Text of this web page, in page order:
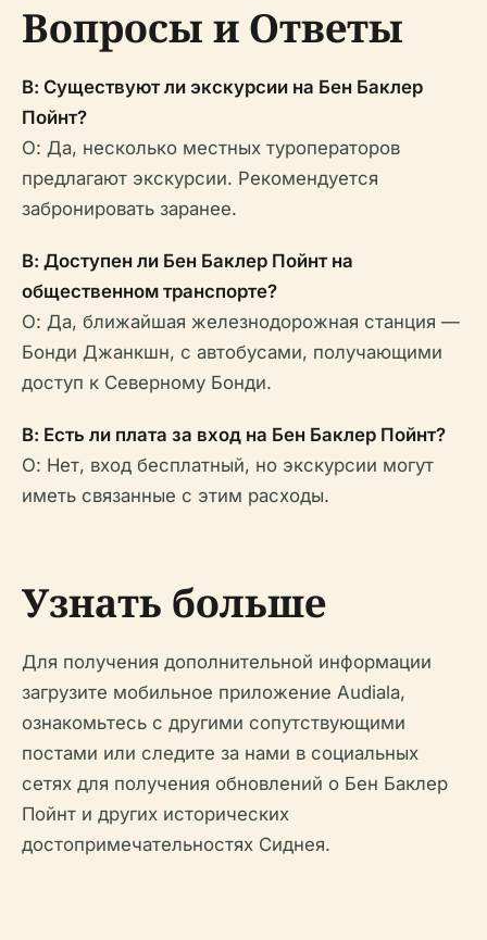
Вопросы и Ответы
В: Существуют ли экскурсии на Бен Баклер
Пойнт?
О: Да, несколько местных туроператоров
предлагают экскурсии. Рекомендуется
забронировать заранее.
В: Доступен ли Бен Баклер Пойнт на
общественном транспорте?
О: Да, ближайшая железнодорожная станция —
Бонди Джанкшн, с автобусами, получающими
доступ к Северному Бонди.
В: Есть ли плата за вход на Бен Баклер Пойнт?
О: Нет, вход бесплатный, но экскурсии могут
иметь связанные с этим расходы.
Узнать больше
Для получения дополнительной информации
загрузите мобильное приложение Audiala,
ознакомьтесь с другими сопутствующими
постами или следите за нами в социальных
сетях для получения обновлений о Бен Баклер
Пойнт и других исторических
достопримечательностях Сиднея.